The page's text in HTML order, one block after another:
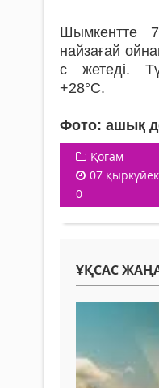
Шымкентте 7
найзағай
с жетеді.
+28°С.
Фото: ашық
Қоғам
07
0
ҰҚСАС